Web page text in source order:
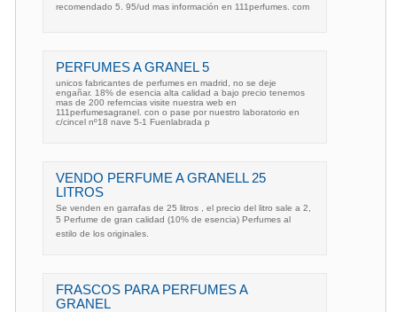
recomendado 5. 95/ud mas información en 111perfumes. com
PERFUMES A GRANEL 5
unicos fabricantes de perfumes en madrid, no se deje
engañar. 18% de esencia alta calidad a bajo precio tenemos
mas de 200 referncias visite nuestra web en
111perfumesagranel. con o pase por nuestro laboratorio en
c/cincel nº18 nave 5-1 Fuenlabrada p
VENDO PERFUME A GRANELL 25
LITROS
Se venden en garrafas de 25 litros , el precio del litro sale a 2,
5 Perfume de gran calidad (10% de esencia) Perfumes al
estilo de los originales.
FRASCOS PARA PERFUMES A
GRANEL